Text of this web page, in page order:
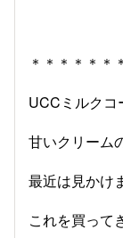
＊＊＊＊＊＊
UCCミルクコ
甘いクリーム
最近は見かけ
これを買って